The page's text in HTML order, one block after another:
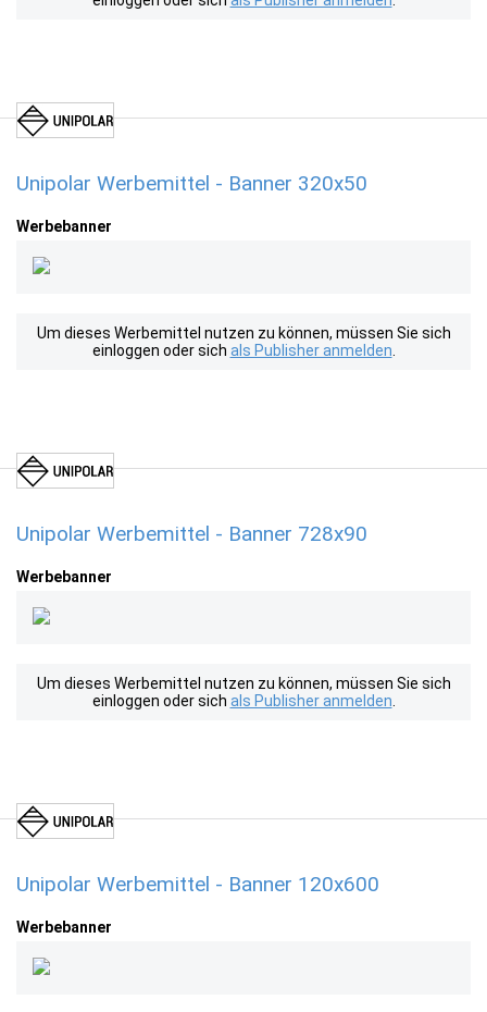
Unipolar Werbemittel - Banner 320x50
Werbebanner
Um dieses Werbemittel nutzen zu können, müssen Sie sich
einloggen oder sich als Publisher anmelden
Unipolar Werbemittel - Banner 728x90
Werbebanner
Um dieses Werbemittel nutzen zu können, müssen Sie sich
einloggen oder sich als Publisher anmelden
Unipolar Werbemittel - Banner 120x600
Werbebanner